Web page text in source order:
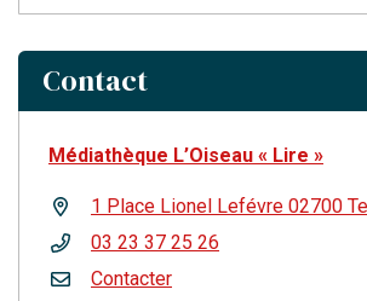
Contact
Médiathèque L’Oiseau « Lire »
1 Place Lionel Lefévre 02700
03 23 37 25 26
Contacter